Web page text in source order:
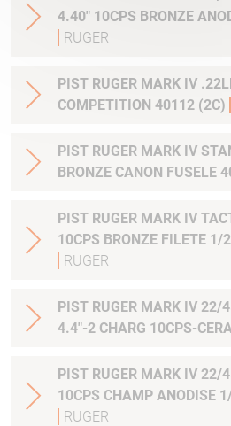
4.40" 10CPS BRONZE
RUGER
PIST RUGER MARK IV
COMPETITION 40112 (2C)
PIST RUGER MARK IV
BRONZE CANON FUSELE
PIST RUGER MARK IV TACTICAL .22LR 4.40"
10CPS BRONZE
RUGER
PIST RUGER MARK IV 22/
4.4"-2 CHARG 10CPS-
PIST RUGER MARK IV 22/
10CPS CHAMP ANODISE
RUGER